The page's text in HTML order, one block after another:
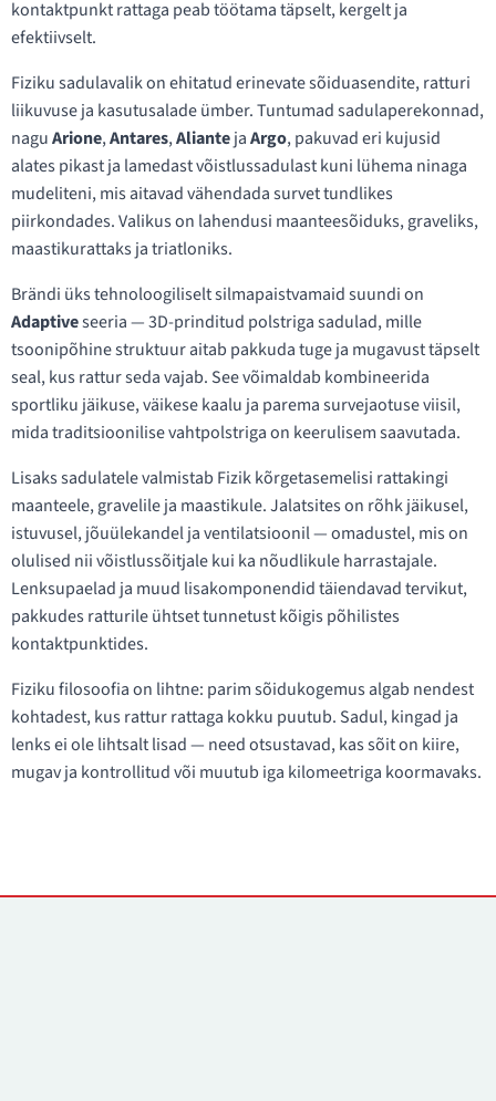
kontaktpunkt rattaga peab töötama täpselt, kergelt ja
efektiivselt.
Fiziku sadulavalik on ehitatud erinevate sõiduasendite, ratturi
liikuvuse ja kasutusalade ümber. Tuntumad sadulaperekonnad,
naguArione,Antares,AliantejaArgo, pakuvad eri kujusid
alates pikast ja lamedast võistlussadulast kuni lühema ninaga
mudeliteni, mis aitavad vähendada survet tundlikes
piirkondades. Valikus on lahendusi maanteesõiduks, graveliks,
maastikurattaks ja triatloniks.
Brändi üks tehnoloogiliselt silmapaistvamaid suundi on
Adaptiveseeria — 3D-prinditud polstriga sadulad, mille
tsoonipõhine struktuur aitab pakkuda tuge ja mugavust täpselt
seal, kus rattur seda vajab. See võimaldab kombineerida
sportliku jäikuse, väikese kaalu ja parema survejaotuse viisil,
mida traditsioonilise vahtpolstriga on keerulisem saavutada.
Lisaks sadulatele valmistab Fizik kõrgetasemelisi rattakingi
maanteele, gravelile ja maastikule. Jalatsites on rõhk jäikusel,
istuvusel, jõuülekandel ja ventilatsioonil — omadustel, mis on
olulised nii võistlussõitjale kui ka nõudlikule harrastajale.
Lenksupaelad ja muud lisakomponendid täiendavad tervikut,
pakkudes ratturile ühtset tunnetust kõigis põhilistes
kontaktpunktides.
Fiziku filosoofia on lihtne: parim sõidukogemus algab nendest
kohtadest, kus rattur rattaga kokku puutub. Sadul, kingad ja
lenks ei ole lihtsalt lisad — need otsustavad, kas sõit on kiire,
mugav ja kontrollitud või muutub iga kilomeetriga koormavaks.